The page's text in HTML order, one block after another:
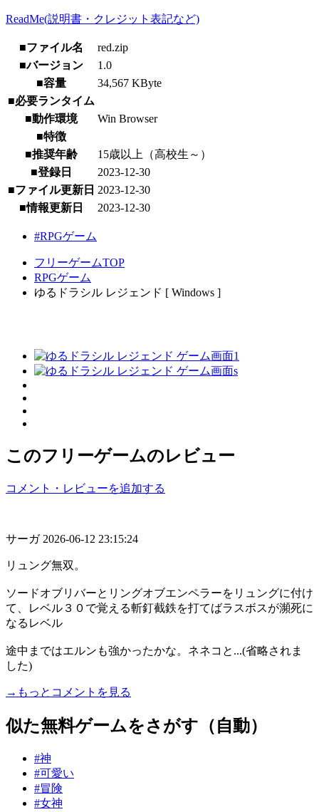
ReadMe(説明書・クレジット表記など)
■ファイル名
red.zip
■バージョン
1.0
■容量
34,567 KByte
■必要ランタイム
■動作環境
Win Browser
■特徴
■推奨年齢
15歳以上（高校生～）
■登録日
2023-12-30
■ファイル更新日 2023-12-30
■情報更新日
2023-12-30
#RPGゲーム
フリーゲームTOP
RPGゲーム
ゆるドラシル レジェンド [ Windows ]
このフリーゲームのレビュー
コメント・レビューを追加する
サーガ 2026-06-12 23:15:24
リュング無双。
ソードオブリバーとリングオブエンペラーをリュングに付け
て、レベル３０で覚える斬釘截鉄を打てばラスボスが瀕死に
なるレベル
途中まではエルンも強かったかな。ネネコと...(省略されま
した)
→もっとコメントを見る
似た無料ゲームをさがす（自動）
#神
#可愛い
#冒険
#女神